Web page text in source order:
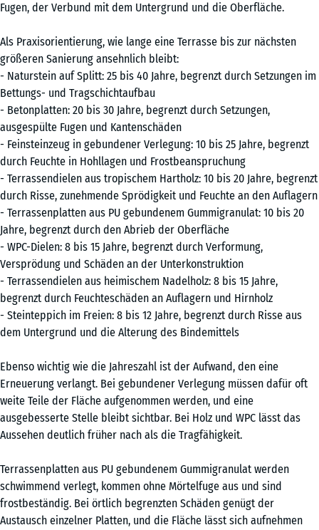
Fugen, der Verbund mit dem Untergrund und die Oberfläche.
Als Praxisorientierung, wie lange eine Terrasse bis zur nächsten
größeren Sanierung ansehnlich bleibt:
- Naturstein auf Splitt: 25 bis 40 Jahre, begrenzt durch Setzungen im
Bettungs- und Tragschichtaufbau
- Betonplatten: 20 bis 30 Jahre, begrenzt durch Setzungen,
ausgespülte Fugen und Kantenschäden
- Feinsteinzeug in gebundener Verlegung: 10 bis 25 Jahre, begrenzt
durch Feuchte in Hohllagen und Frostbeanspruchung
- Terrassendielen aus tropischem Hartholz: 10 bis 20 Jahre, begrenzt
durch Risse, zunehmende Sprödigkeit und Feuchte an den Auflagern
- Terrassenplatten aus PU gebundenem Gummigranulat: 10 bis 20
Jahre, begrenzt durch den Abrieb der Oberfläche
- WPC-Dielen: 8 bis 15 Jahre, begrenzt durch Verformung,
Versprödung und Schäden an der Unterkonstruktion
- Terrassendielen aus heimischem Nadelholz: 8 bis 15 Jahre,
begrenzt durch Feuchteschäden an Auflagern und Hirnholz
- Steinteppich im Freien: 8 bis 12 Jahre, begrenzt durch Risse aus
dem Untergrund und die Alterung des Bindemittels
Ebenso wichtig wie die Jahreszahl ist der Aufwand, den eine
Erneuerung verlangt. Bei gebundener Verlegung müssen dafür oft
weite Teile der Fläche aufgenommen werden, und eine
ausgebesserte Stelle bleibt sichtbar. Bei Holz und WPC lässt das
Aussehen deutlich früher nach als die Tragfähigkeit.
Terrassenplatten aus PU gebundenem Gummigranulat werden
schwimmend verlegt, kommen ohne Mörtelfuge aus und sind
frostbeständig. Bei örtlich begrenzten Schäden genügt der
Austausch einzelner Platten, und die Fläche lässt sich aufnehmen